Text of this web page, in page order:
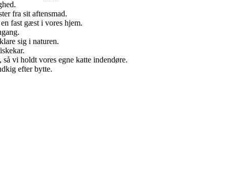
fra sit aftensmad.
fast gæst i vores hjem.
sig i naturen.
vi holdt vores egne katte indendøre.
efter bytte.